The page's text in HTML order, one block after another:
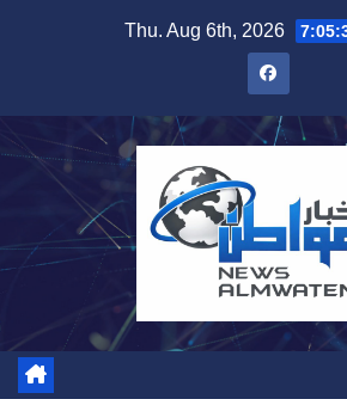
Thu. Aug 6th, 2026